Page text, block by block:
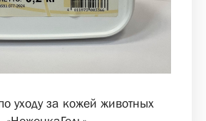
уходу за кожей животных